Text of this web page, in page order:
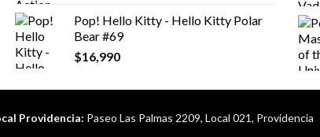
Pop! Hello Kitty - Hello Kitty Polar
Bear #69
$16,990
Providencia: Paseo Las Palmas 2209, Local 021, Providencia